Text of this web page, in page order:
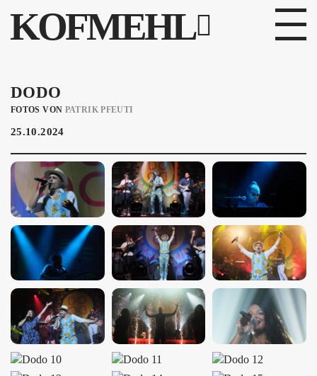
KOFMEHL
PROGRAMM
FABRIKGEFLÜSTER
FOTOGALERIE
PHOTOMAT
INFOS
KONTAKT
ÜBER UNS
GÖNNEREI
DODO
FOTOS VON PATRIK PFEUTI
25.10.2024